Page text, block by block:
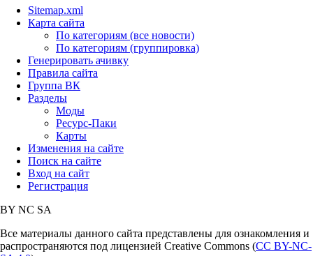
Sitemap.xml
Карта сайта
По категориям (все новости)
По категориям (группировка)
Генерировать ачивку
Правила сайта
Группа ВК
Разделы
Моды
Ресурс-Паки
Карты
Изменения на сайте
Поиск на сайте
Вход на сайт
Регистрация
BY NC SA
Все материалы данного сайта представлены для ознакомления и
распространяются под лицензией Creative Commons (CC BY-NC-